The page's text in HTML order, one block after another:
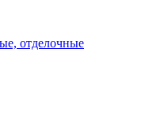
отделочные